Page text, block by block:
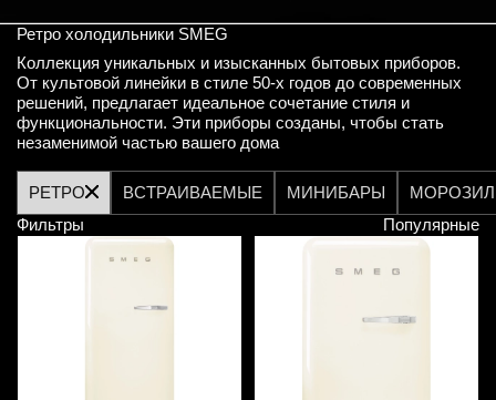
Ретро холодильники SMEG
Коллекция уникальных и изысканных бытовых приборов.
От культовой линейки в стиле 50-х годов до современных
решений, предлагает идеальное сочетание стиля и
функциональности. Эти приборы созданы, чтобы стать
незаменимой частью вашего дома
ВСТРАИВАЕМЫЕ МИНИБАРЫ
РЕТРО
Фильтры
Популярные